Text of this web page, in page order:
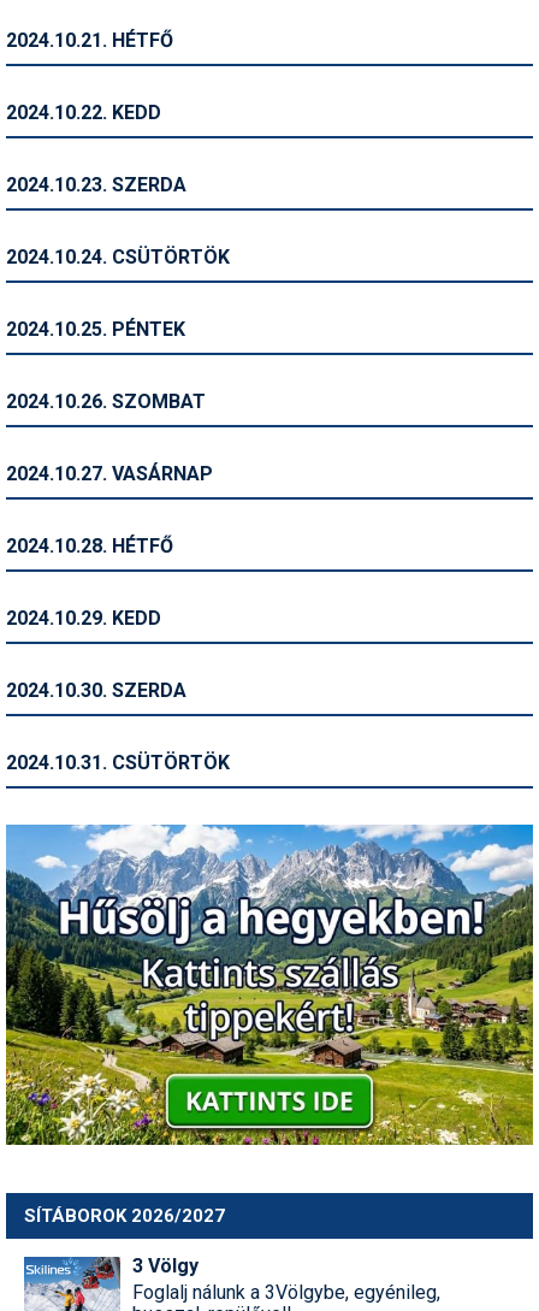
Szakértők
Telemark
Történelem
Utazási tippek
2024.10.21. HÉTFŐ
2024.10.22. KEDD
2024.10.23. SZERDA
2024.10.24. CSÜTÖRTÖK
2024.10.25. PÉNTEK
2024.10.26. SZOMBAT
2024.10.27. VASÁRNAP
2024.10.28. HÉTFŐ
2024.10.29. KEDD
2024.10.30. SZERDA
2024.10.31. CSÜTÖRTÖK
SÍTÁBOROK 2026/2027
3 Völgy
Foglalj nálunk a 3Völgybe, egyénileg,